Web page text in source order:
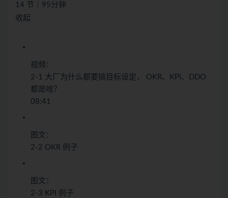
14 节｜95分钟
收起
视频：
2-1 大厂为什么都要搞目标设定， OKR、KPI、DDO
都是啥？
08:41
图文：
2-2 OKR 例子
图文：
2-3 KPI 例子